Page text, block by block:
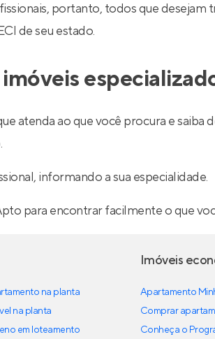
portanto, todos que
de seu estado.
atenda ao que você procura e saiba
informando a sua especialidade.
para encontrar facilmente o que
na planta
na planta
em loteamento
Imóveis
Apartamento
Comprar
Conheça o